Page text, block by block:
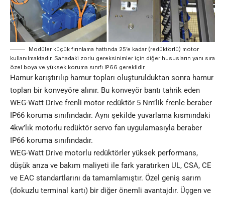
Modüler küçük fırınlama hattında 25’e kadar (redüktörlü) motor
kullanılmaktadır. Sahadaki zorlu gereksinimler için diğer hususların yanı sıra
özel boya ve yüksek koruma sınıfı IP66 gereklidir.
Hamur karıştırılıp hamur topları oluşturulduktan sonra hamur
topları bir konveyöre alınır. Bu konveyör bantı tahrik eden
WEG-Watt Drive frenli motor redüktör 5 Nm’lik frenle beraber
IP66 koruma sınıfındadır. Aynı şekilde yuvarlama kısmındaki
4kw’lık motorlu redüktör servo fan uygulamasıyla beraber
IP66 koruma sınıfındadır.
WEG-Watt Drive motorlu redüktörler yüksek performans,
düşük arıza ve bakım maliyeti ile fark yaratırken UL, CSA, CE
ve EAC standartlarını da tamamlamıştır. Özel geniş sarım
(dokuzlu terminal kartı) bir diğer önemli avantajdır. Üçgen ve